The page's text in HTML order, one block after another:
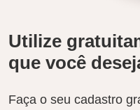
Utilize
que você
Faça o seu cadastro